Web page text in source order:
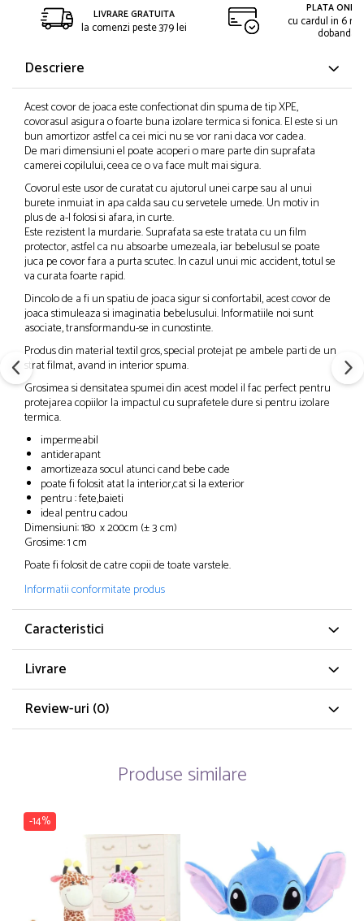
LIVRARE GRATUITA
la comenzi peste 379 lei
PLATA
cu cardul in 6
dobanda
Descriere
Acest covor de joaca este confectionat din spuma de tip XPE,
covorasul asigura o foarte buna izolare termica si fonica. El este si un
bun amortizor astfel ca cei mici nu se vor rani daca vor cadea.
De mari dimensiuni el poate acoperi o mare parte din suprafata
camerei copilului, ceea ce o va face mult mai sigura.
Covorul este usor de curatat cu ajutorul unei carpe sau al unui
burete inmuiat in apa calda sau cu servetele umede. Un motiv in
plus de a-l folosi si afara, in curte.
Este rezistent la murdarie. Suprafata sa este tratata cu un film
protector, astfel ca nu absoarbe umezeala, iar bebelusul se poate
juca pe covor fara a purta scutec. In cazul unui mic accident, totul se
va curata foarte rapid.
Dincolo de a fi un spatiu de joaca sigur si confortabil, acest covor de
joaca stimuleaza si imaginatia bebelusului. Informatiile noi sunt
asociate, transformandu-se in cunostinte.
Produs din material textil gros, special protejat pe ambele parti de un
strat filmat, avand in interior spuma.
Grosimea si densitatea spumei din acest model il fac perfect pentru
protejarea copiilor la impactul cu suprafetele dure si pentru izolare
termica.
impermeabil
antiderapant
amortizeaza socul atunci cand bebe cade
poate fi folosit atat la interior,cat si la exterior
pentru : fete,baieti
ideal pentru cadou
Dimensiuni: 180 x 200cm (± 3 cm)
Grosime: 1 cm
Poate fi folosit de catre copii de toate varstele.
Informatii conformitate produs
Caracteristici
Livrare
Review-uri (0)
Produse similare
-14%